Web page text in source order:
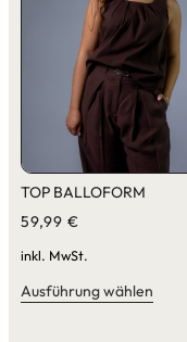
TOP BALLOFORM
59,99 €
inkl. MwSt.
Ausführung wählen